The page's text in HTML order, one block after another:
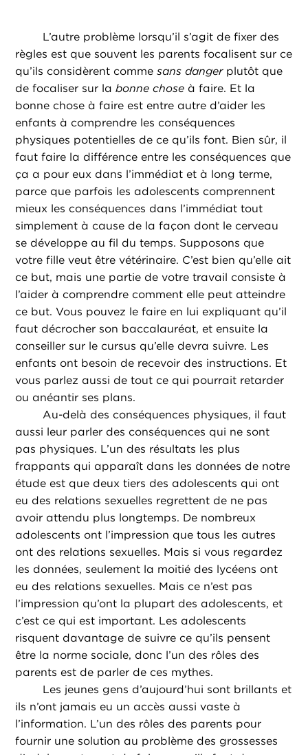
L’autre problème lorsqu’il s’agit de fixer des
règles est que souvent les parents focalisent sur ce
qu’ils considèrent commesans dangerplutôt que
de focaliser sur labonne chose à faire. Et la
bonne chose à faire est entre autre d’aider les
enfants à comprendre les conséquences
physiques potentielles de ce qu’ils font. Bien sûr, il
faut faire la différence entre les conséquences que
ça a pour eux dans l’immédiat et à long terme,
parce que parfois les adolescents comprennent
mieux les conséquences dans l’immédiat tout
simplement à cause de la façon dont le cerveau
se développe au fil du temps. Supposons que
votre fille veut être vétérinaire. C’est bien qu’elle ait
ce but, mais une partie de votre travail consiste à
l’aider à comprendre comment elle peut atteindre
ce but. Vous pouvez le faire en lui expliquant qu’il
faut décrocher son baccalauréat, et ensuite la
conseiller sur le cursus qu’elle devra suivre. Les
enfants ont besoin de recevoir des instructions. Et
vous parlez aussi de tout ce qui pourrait retarder
ou anéantir ses plans.
Au-delà des conséquences physiques, il faut
aussi leur parler des conséquences qui ne sont
pas physiques. L’un des résultats les plus
frappants qui apparaît dans les données de notre
étude est que deux tiers des adolescents qui ont
eu des relations sexuelles regrettent de ne pas
avoir attendu plus longtemps. De nombreux
adolescents ont l’impression que tous les autres
ont des relations sexuelles. Mais si vous regardez
les données, seulement la moitié des lycéens ont
eu des relations sexuelles. Mais ce n’est pas
l’impression qu’ont la plupart des adolescents, et
c’est ce qui est important. Les adolescents
risquent davantage de suivre ce qu’ils pensent
être la norme sociale, donc l’un des rôles des
parents est de parler de ces mythes.
Les jeunes gens d’aujourd’hui sont brillants et
ils n’ont jamais eu un accès aussi vaste à
l’information. L’un des rôles des parents pour
fournir une solution au problème des grossesses